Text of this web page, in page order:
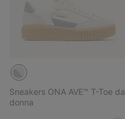
Sneakers ONA AVE™ T-Toe da
donna